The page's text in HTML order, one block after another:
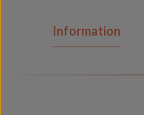
Information